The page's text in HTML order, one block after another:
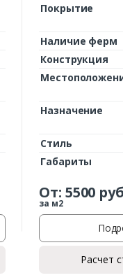
Покрытие
Наличие ферм
Конструкция
Назначение
Стиль
Габариты
От: 5500
за м2
Расчет